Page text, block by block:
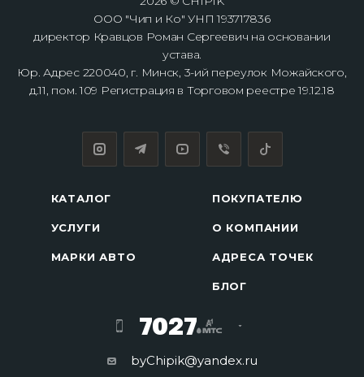
ООО "Чип и Ко" УНП 193717836
директор Кравцов Роман Сергеевич на основании
устава.
Юр. Адрес 220040, г. Минск, 3-ий переулок Можайского,
д.11, пом. 109 Регистрация в Торговом реестре 19.12.18
КАТАЛОГ
УСЛУГИ
МАРКИ АВТО
ПОКУПАТЕЛЮ
О КОМПАНИИ
АДРЕСА ТОЧЕК
БЛОГ
7027
byChipik@yandex.ru